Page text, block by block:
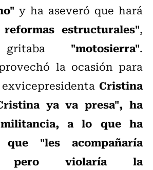
y ha aseveró que hará
estructurales",
gritaba "motosierra".
la ocasión para
Cristina
ya va presa", ha
a lo que ha
que "les acompañaría
pero violaría la